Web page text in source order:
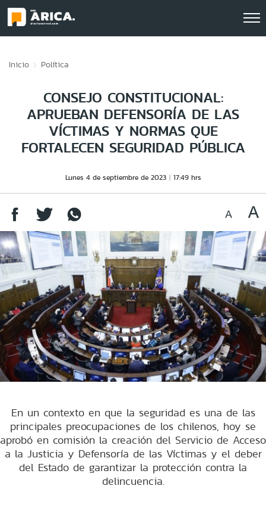
Inicio Política
CONSEJO CONSTITUCIONAL:
APRUEBAN DEFENSORÍA DE LAS
VÍCTIMAS Y NORMAS QUE
FORTALECEN SEGURIDAD PÚBLICA
Lunes 4 de septiembre de 2023 17:49 hrs
En un contexto en que la seguridad es una de las
principales preocupaciones de los chilenos, hoy se
aprobó en comisión la creación del Servicio de Acceso
a la Justicia y Defensoría de las Víctimas y el deber
del Estado de garantizar la protección contra la
delincuencia.